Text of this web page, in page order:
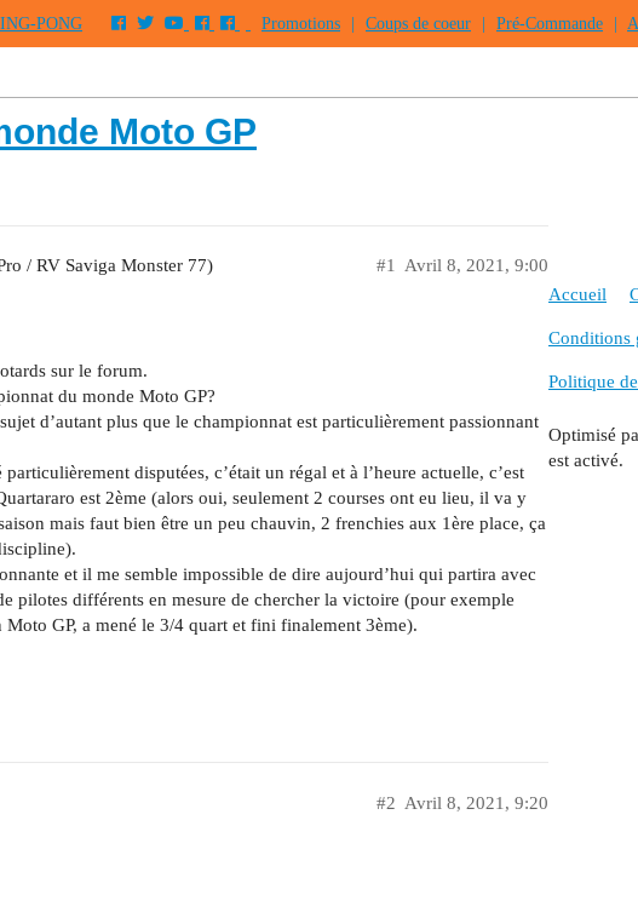
PONG Promotions Coups de coeur Pré-Commande
Moto GP
/ RV Saviga Monster 77) Avril 8, 2021, 9:00
#1
sur le forum.
du monde Moto GP?
d’autant plus que le championnat est particulièrement passionnant
disputées, c’était un régal et à l’heure actuelle, c’est
est 2ème (alors oui, seulement 2 courses ont eu lieu, il va y
mais faut bien être un peu chauvin, 2 frenchies aux 1ère place, ça
et il me semble impossible de dire aujourd’hui qui partira avec
pilotes différents en mesure de chercher la victoire (pour exemple
GP, a mené le 3/4 quart et fini finalement 3ème).
Avril 8, 2021, 9:20
#2
Accueil
Conditions
Politique
Optimisé
est activé.